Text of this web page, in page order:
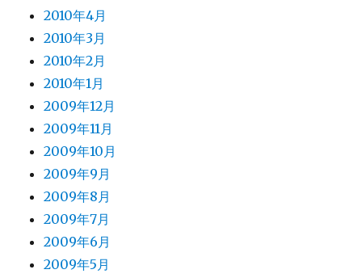
2010年4月
2010年3月
2010年2月
2010年1月
2009年12月
2009年11月
2009年10月
2009年9月
2009年8月
2009年7月
2009年6月
2009年5月